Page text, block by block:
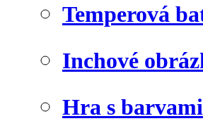
Temperová
Inchové
Hra s barvami